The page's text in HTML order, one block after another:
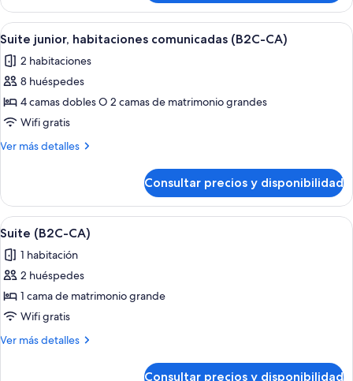
junior
(B2C-
CA)
Abrir
todas
las
fotos
de
Suite
junior,
(B2C-
CA)
Habitación de hotel con una cama
4
Suite junior, habitaciones comunicadas (B2C-CA)
2 habitaciones
8 huéspedes
4 camas dobles O 2 camas de matrimonio grandes
Wifi gratis
Ver más detalles
Más
junior,
habitaciones
comunicadas
CA)
Consultar precios y disponibilidad
Abrir
todas
las
fotos
de
Suite
(B2C-
Habitación de hotel con cama,
4
Suite (B2C-CA)
1 habitación
2 huéspedes
1 cama de matrimonio grande
Wifi gratis
Ver más detalles
Más
Consultar precios y disponibilidad